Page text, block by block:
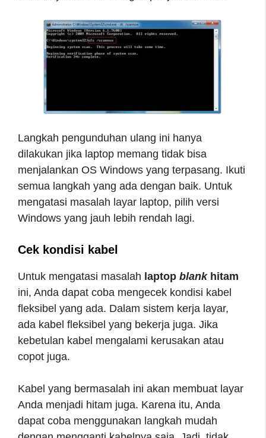
Langkah pengunduhan ulang ini hanya
dilakukan jika laptop memang tidak bisa
menjalankan OS Windows yang terpasang. Ikuti
semua langkah yang ada dengan baik. Untuk
mengatasi masalah layar laptop, pilih versi
Windows yang jauh lebih rendah lagi.
Cek kondisi kabel
Untuk mengatasi masalah laptop blank hitam
ini, Anda dapat coba mengecek kondisi kabel
fleksibel yang ada. Dalam sistem kerja layar,
ada kabel fleksibel yang bekerja juga. Jika
kebetulan kabel mengalami kerusakan atau
copot juga.
Kabel yang bermasalah ini akan membuat layar
Anda menjadi hitam juga. Karena itu, Anda
dapat coba menggunakan langkah mudah